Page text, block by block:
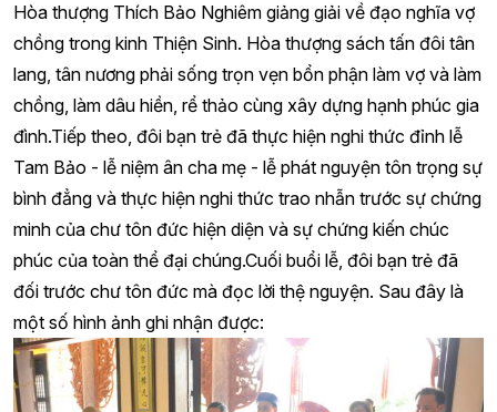
Hòa thượng Thích Bảo Nghiêm giảng giải về đạo nghĩa vợ
chồng trong kinh Thiện Sinh. Hòa thượng sách tấn đôi tân
lang, tân nương phải sống trọn vẹn bổn phận làm vợ và làm
chồng, làm dâu hiền, rể thảo cùng xây dựng hạnh phúc gia
đình.Tiếp theo, đôi bạn trẻ đã thực hiện nghi thức đỉnh lễ
Tam Bảo - lễ niệm ân cha mẹ - lễ phát nguyện tôn trọng sự
bình đẳng và thực hiện nghi thức trao nhẫn trước sự chứng
minh của chư tôn đức hiện diện và sự chứng kiến chúc
phúc của toàn thể đại chúng.Cuối buổi lễ, đôi bạn trẻ đã
đối trước chư tôn đức mà đọc lời thệ nguyện. Sau đây là
một số hình ảnh ghi nhận được: